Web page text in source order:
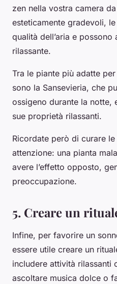
zen nella vostra camera
esteticamente gradevoli,
qualità dell’aria e possono
rilassante.
Tra le piante più adatte
sono la Sansevieria, che
ossigeno durante la notte,
sue proprietà rilassanti.
Ricordate però di curare
attenzione: una pianta
avere l’effetto opposto,
preoccupazione.
5. Creare un
Infine, per favorire un
essere utile creare un
includere attività rilassanti
ascoltare musica dolce o